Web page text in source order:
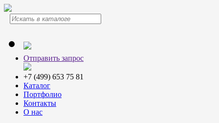
Отправить запрос
+7 (499) 653 75 81
Каталог
Портфолио
Контакты
О нас